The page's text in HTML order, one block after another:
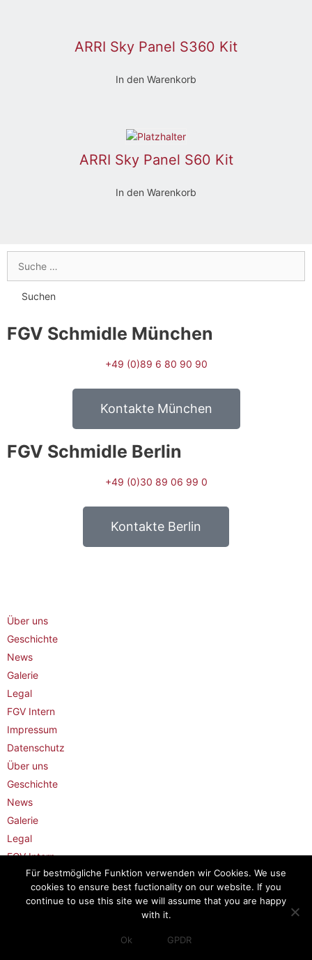
ARRI Sky Panel S360 Kit
In den Warenkorb
ARRI Sky Panel S60 Kit
In den Warenkorb
FGV Schmidle München
+49 (0)89 6 80 90 90
Kontakte München
FGV Schmidle Berlin
+49 (0)30 89 06 99 0
Kontakte Berlin
Über uns
Geschichte
News
Galerie
Legal
FGV Intern
Impressum
Datenschutz
Über uns
Geschichte
News
Galerie
Legal
FGV Intern
Impressum
Datenschutz
© 2018 FGV Schmidle GmbH |Impressum
Für bestmögliche Funktion verwenden wir Cookies. We use
cookies to ensure best fuctionality on our website. If you
continue to use this site we will assume that you are happy
with it.
Ok GPDR